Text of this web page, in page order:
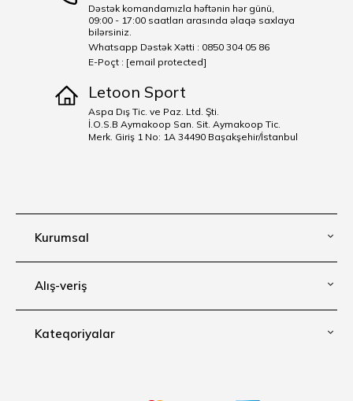
Kurumsal
Alış-veriş
Kateqoriyalar
Dəstək komandamızla həftənin hər günü,
09:00 - 17:00 saatları arasında əlaqə saxlaya
bilərsiniz.
Whatsapp Dəstək Xətti : 0850 304 05 86
E-Poçt : [email protected]
Letoon Sport
Aspa Dış Tic. ve Paz. Ltd. Şti.
İ.O.S.B Aymakoop San. Sit. Aymakoop Tic.
Merk. Giriş 1 No: 1A 34490 Başakşehir/İstanbul